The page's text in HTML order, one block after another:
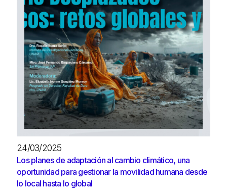
24/03/2025
Los planes de adaptación al cambio climático, una
oportunidad para gestionar la movilidad humana desde
lo local hasta lo global